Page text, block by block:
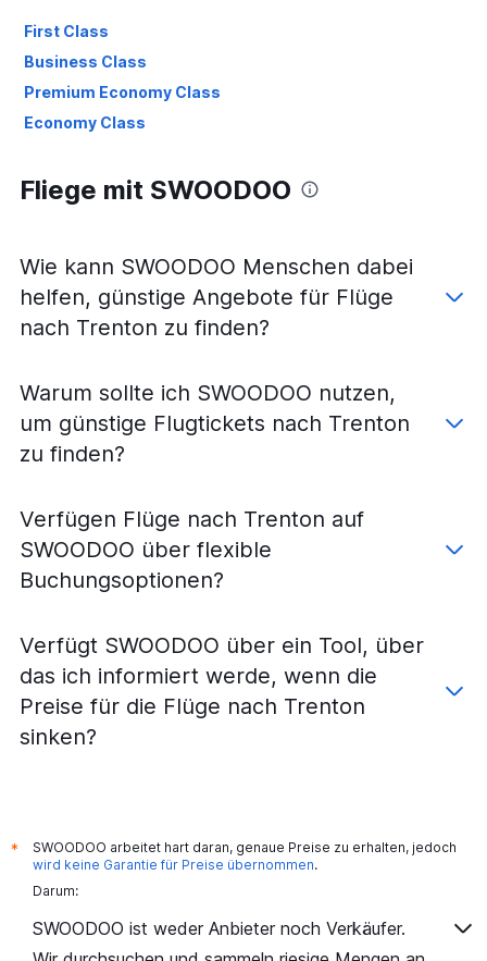
First Class
Business Class
Premium Economy Class
Economy Class
Fliege mit SWOODOO
Wie kann SWOODOO Menschen dabei
helfen, günstige Angebote für Flüge
nach Trenton zu finden?
Warum sollte ich SWOODOO nutzen,
um günstige Flugtickets nach Trenton
zu finden?
Verfügen Flüge nach Trenton auf
SWOODOO über flexible
Buchungsoptionen?
Verfügt SWOODOO über ein Tool, über
das ich informiert werde, wenn die
Preise für die Flüge nach Trenton
sinken?
*
SWOODOO arbeitet hart daran, genaue Preise zu erhalten, jedoch
wird keine Garantie für Preise übernommen.
Darum:
SWOODOO ist weder Anbieter noch Verkäufer.